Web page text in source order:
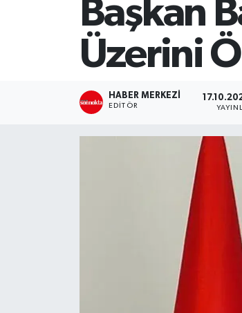
Başkan
Üzerini
HABER MERKEZI
EDITÖR
SİYASET
Teknoloji
TRABZON